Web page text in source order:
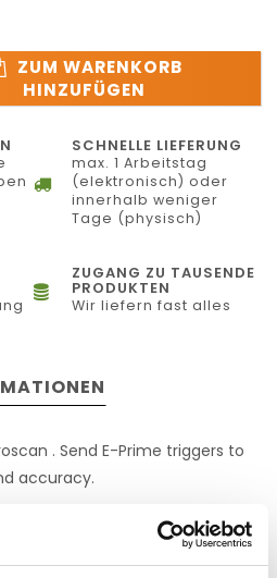
ZUM WARENKORB
HINZUFÜGEN
SCHNELLE LIEFERUNG
max. 1 Arbeitstag
(elektronisch) oder
innerhalb weniger
Tage (physisch)
ZUGANG ZU TAUSENDE
PRODUKTEN
Wir liefern fast alles
. Send E-Prime triggers to
accuracy.
DB-25 to DB-25 cable to
Neuroscan.